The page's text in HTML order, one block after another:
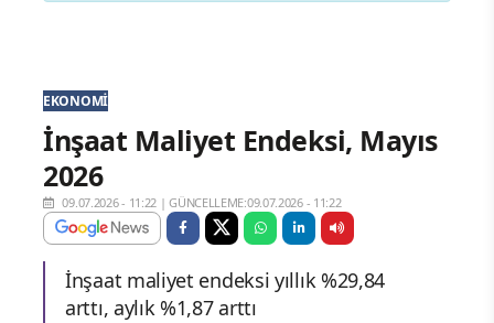
EKONOMI
İnşaat Maliyet Endeksi, Mayıs
2026
09.07.2026 - 11:22 |GÜNCELLEME:09.07.2026 - 11:22
İnşaat maliyet endeksi yıllık %29,84
arttı, aylık %1,87 arttı